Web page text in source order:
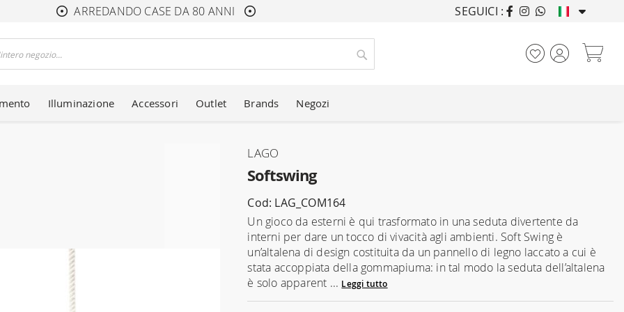
ARREDANDO CASE DA 80 ANNI ARREDANDO CASE
SEGUICI :
Cerca
Illuminazione Accessori Outlet Brands Negozi
Softswing
LAGO
Cod: LAG_COM164
Un gioco da esterni è qui trasformato in una seduta divertente da
interni per dare un tocco di vivacità agli ambienti. Soft Swing è
un’altalena di design costituita da un pannello di legno laccato a cui è
stata accoppiata della gommapiuma: in tal modo la seduta dell’altalena
è solo apparent ... Leggi tutto